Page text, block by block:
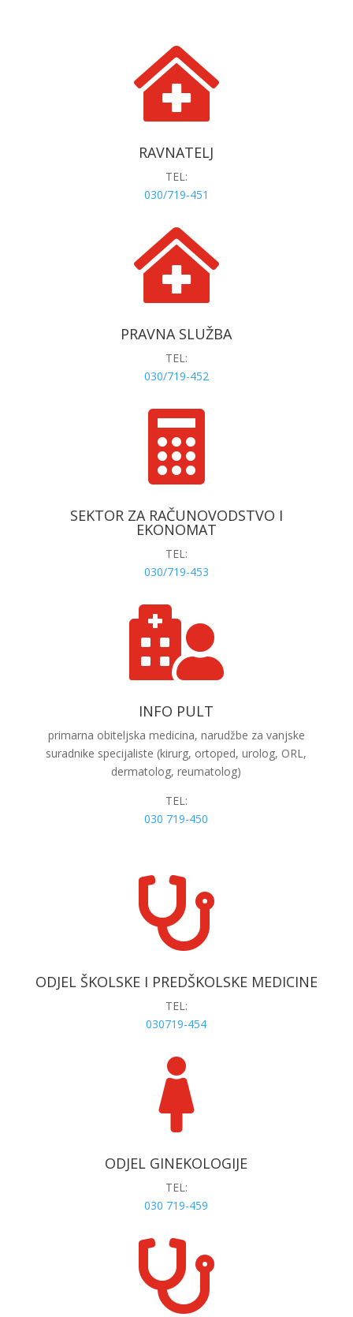

RAVNATELJ
TEL:
030/719-451

PRAVNA SLUŽBA
TEL:
030/719-452

SEKTOR ZA RAČUNOVODSTVO I
EKONOMAT
TEL:
030/719-453

INFO PULT
primarna obiteljska medicina, narudžbe za vanjske
suradnike specijaliste (kirurg, ortoped, urolog, ORL,
dermatolog, reumatolog)
TEL:
030 719-450

ODJEL ŠKOLSKE I PREDŠKOLSKE MEDICINE
TEL:
030719-454

ODJEL GINEKOLOGIJE
TEL:
030 719-459
